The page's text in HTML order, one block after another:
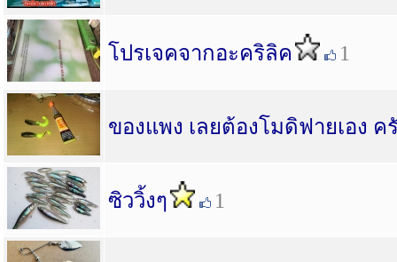
โปรเจคจากอะคริลิค 1
ของแพง เลยต้องโมดิฟายเอง
ซิววิ้งๆ 1